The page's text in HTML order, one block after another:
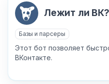
Хочу получить
Лежит ли ВК?
Базы и парсеры
Этот бот позволяет
ВКонтакте.